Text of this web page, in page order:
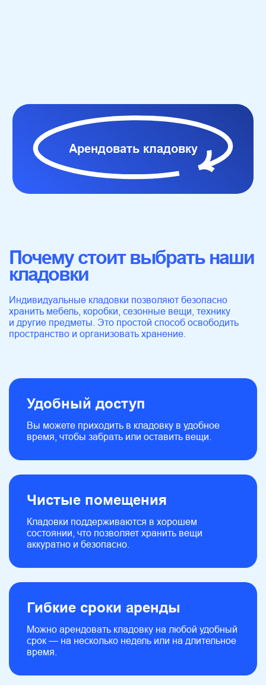
Почему стоит выбрать наши
кладовки
Индивидуальные кладовки позволяют безопасно
хранить мебель, коробки, сезонные вещи, технику
и другие предметы. Это простой способ освободить
пространство и организовать хранение.
Удобный доступ
Вы можете приходить в кладовку в удобное
время, чтобы забрать или оставить вещи.
Чистые помещения
Кладовки поддерживаются в хорошем
состоянии, что позволяет хранить вещи
аккуратно и безопасно.
Гибкие сроки аренды
Можно арендовать кладовку на любой удобный
срок — на несколько недель или на длительное
время.
Подберем
бокс для
хранения
вещей
выбрать самую бюджетную
и удобную кладовку